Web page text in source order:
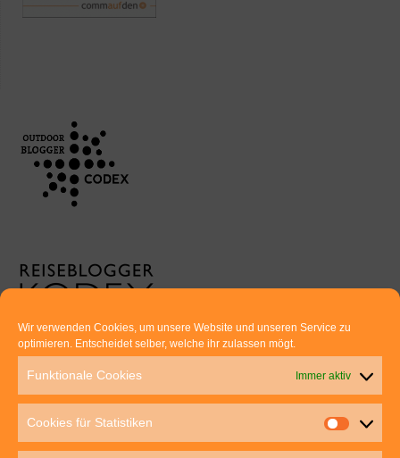
Wir verwenden Cookies, um unsere Website und unseren Service zu
optimieren. Entscheidet selber, welche ihr zulassen mögt.
Funktionale Cookies Immer aktiv
Cookies für Statistiken
70563 Stuttgart